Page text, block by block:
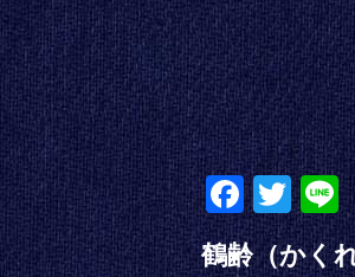
Fa
ce
T
wi
鶴齢（かく